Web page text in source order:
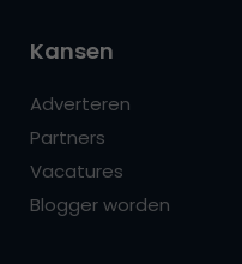
Kansen
Adverteren
Partners
Vacatures
Blogger worden